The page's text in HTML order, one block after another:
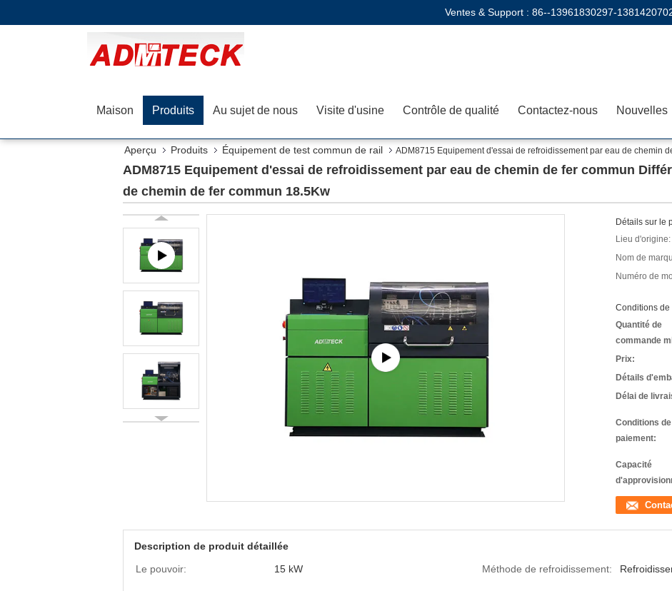
Ventes & Support : 86--13961830297-
Maison Produits Au sujet de nous Visite d'usine Contrôle de qualité Contactez-nous Nouvelles
Aperçu Produits Équipement de test commun de rail
ADM8715 Equipement d'essai de refroidissement par eau de chemin
pompes de chemin de fer commun 18.5Kw
ADM8715 Equipement d'essai de refroidissement par eau de chemin de fer commun
de chemin de fer commun 18.5Kw
Détails sur le
Lieu d'origine:
Nom de
Numéro de
Conditions de
Quantité de
commande
Prix:
Détails
Délai de
Conditions de
paiement:
Capacité
Description de produit détaillée
Le pouvoir:
15 kW Méthode de refroidissement: